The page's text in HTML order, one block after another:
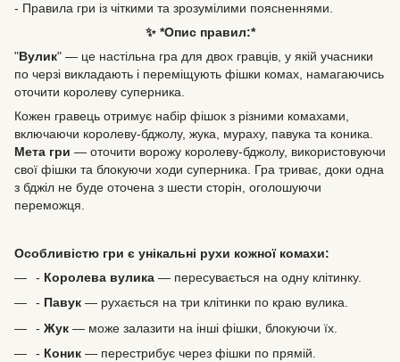
- Правила гри із чіткими та зрозумілими поясненнями.
✨ *Опис правил:*
"Вулик" — це настільна гра для двох гравців, у якій учасники
по черзі викладають і переміщують фішки комах, намагаючись
оточити королеву суперника.
Кожен гравець отримує набір фішок з різними комахами,
включаючи королеву-бджолу, жука, мураху, павука та коника.
Мета гри — оточити ворожу королеву-бджолу, використовуючи
свої фішки та блокуючи ходи суперника. Гра триває, доки одна
з бджіл не буде оточена з шести сторін, оголошуючи
переможця.
Особливістю гри є унікальні рухи кожної комахи:
- Королева вулика — пересувається на одну клітинку.
- Павук — рухається на три клітинки по краю вулика.
- Жук — може залазити на інші фішки, блокуючи їх.
- Коник — перестрибує через фішки по прямій.